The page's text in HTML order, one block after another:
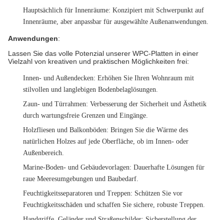
Hauptsächlich für Innenräume: Konzipiert mit Schwerpunkt auf
Innenräume, aber anpassbar für ausgewählte Außenanwendungen.
Anwendungen:
Lassen Sie das volle Potenzial unserer WPC-Platten in einer
Vielzahl von kreativen und praktischen Möglichkeiten frei:
Innen- und Außendecken: Erhöhen Sie Ihren Wohnraum mit
stilvollen und langlebigen Bodenbelaglösungen.
Zaun- und Türrahmen: Verbesserung der Sicherheit und Ästhetik
durch wartungsfreie Grenzen und Eingänge.
Holzfliesen und Balkonböden: Bringen Sie die Wärme des
natürlichen Holzes auf jede Oberfläche, ob im Innen- oder
Außenbereich.
Marine-Boden- und Gebäudevorlagen: Dauerhafte Lösungen für
raue Meeresumgebungen und Baubedarf.
Feuchtigkeitsseparatoren und Treppen: Schützen Sie vor
Feuchtigkeitsschäden und schaffen Sie sichere, robuste Treppen.